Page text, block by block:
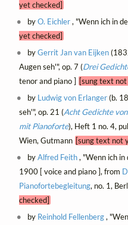
yet checked]
byO. Eichler, "Wenn ich in
yet checked]
byGerrit Jan van Eijken
Augen seh'", op. 7 (Drei
tenor and piano ] [sung text
by Ludwig von Erlanger(b.
seh'", op. 21 (Acht Gedichte
mit Pianoforte), Heft 1 no. 4,
Wien, Gutmann [sung text not
byAlfred Feith, "Wenn ich in
1900 [ voice and piano ], from
Pianofortebegleitung, no. 1,
checked]
by Reinhold Fellenberg,